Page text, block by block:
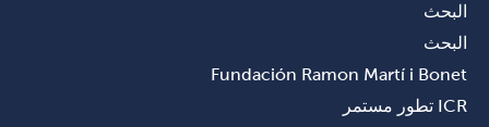
البحث
البحث
Fundación Ramon Martí i Bonet
ICR تطور مستمر